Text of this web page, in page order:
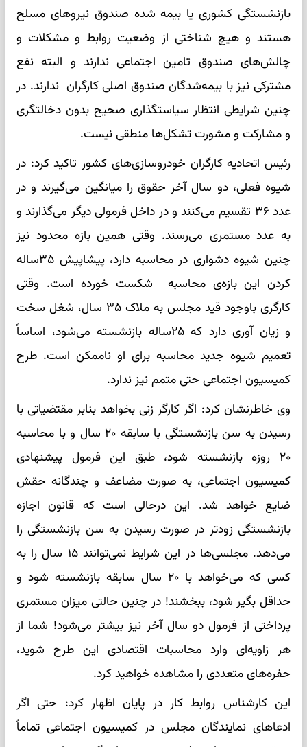
بازنشستگی کشوری یا بیمه شده صندوق نیروهای مسلح
هستند و هیچ شناختی از وضعیت روابط و مشکلات و
چالش‌های صندوق تامین اجتماعی ندارند و البته نفع
مشترکی نیز با بیمه‌شدگان صندوق اصلی کارگران ندارند. در
چنین شرایطی انتظار سیاستگذاری صحیح بدون دخالتگری
و مشارکت و مشورت تشکل‌ها منطقی نیست.
رئیس اتحادیه کارگران خودروسازی‌های کشور تاکید کرد: در
شیوه فعلی، دو سال آخر حقوق را میانگین می‌گیرند و در
عدد ۳۶ تقسیم می‌کنند و در داخل فرمولی دیگر می‌گذارند و
به عدد مستمری می‌رسند. وقتی همین بازه محدود نیز
چنین شیوه دشواری در محاسبه دارد، پیشاپیش ۳۵ساله
کردن این بازه‌ی محاسبه شکست خورده است. وقتی
کارگری باوجود قید مجلس به ملاک ۳۵ سال، شغل سخت
و زیان آوری دارد که ۲۵ساله بازنشسته می‌شود، اساساً
تعمیم شیوه جدید محاسبه برای او ناممکن است. طرح
کمیسیون اجتماعی حتی متمم نیز ندارد.
وی خاطرنشان کرد: اگر کارگر زنی بخواهد بنابر مقتضیاتی با
رسیدن به سن بازنشستگی با سابقه ۲۰ سال و با محاسبه
۲۰ روزه بازنشسته شود، طبق این فرمول پیشنهادی
کمیسیون اجتماعی، به صورت مضاعف و چندگانه حقش
ضایع خواهد شد. این درحالی است که قانون اجازه
بازنشستگی زودتر در صورت رسیدن به سن بازنشستگی را
می‌دهد. مجلسی‌ها در این شرایط نمی‌توانند ۱۵ سال را به
کسی که می‌خواهد با ۲۰ سال سابقه بازنشسته شود و
حداقل بگیر شود، ببخشند! در چنین حالتی میزان مستمری
پرداختی از فرمول دو سال آخر نیز بیشتر می‌شود! شما از
هر زاویه‌ای وارد محاسبات اقتصادی این طرح شوید،
حفره‌های متعددی را مشاهده خواهید کرد.
این کارشناس روابط کار در پایان اظهار کرد: حتی اگر
ادعاهای نمایندگان مجلس در کمیسیون اجتماعی تماماً